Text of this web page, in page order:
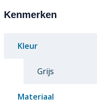
Kenmerken
Kleur
Grijs
Materiaal